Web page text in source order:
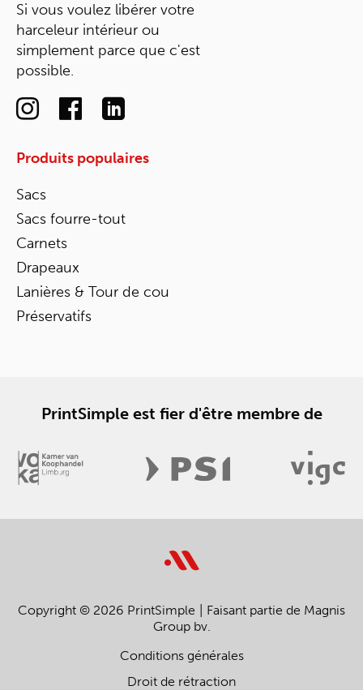
Si vous voulez libérer votre
harceleur intérieur ou
simplement parce que c'est
possible.
Produits populaires
Sacs
Sacs fourre-tout
Carnets
Drapeaux
Lanières & Tour de cou
Préservatifs
PrintSimple est fier d'être membre de
Copyright © 2026 PrintSimple
Faisant partie de Magnis
Group bv.
Conditions générales
Droit de rétraction